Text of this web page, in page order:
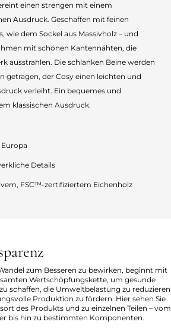
einen strengen mit einem
Ausdruck. Geschaffen mit feinen
wie dem Sockel aus Massivholz – und
mit schönen Kantennähten, die
ausstrahlen. Die schlanken Beine werden
getragen, der Cosy einen leichten und
verleiht. Ein bequemes und
klassischen Ausdruck.
Details
FSC™-zertifiziertem Eichenholz
zum Besseren zu bewirken, beginnt mit
Wertschöpfungskette, um gesunde
schaffen, die Umweltbelastung zu reduzieren
Produktion zu fördern. Hier sehen Sie
des Produkts und zu einzelnen Teilen – vom
bis hin zu bestimmten Komponenten.